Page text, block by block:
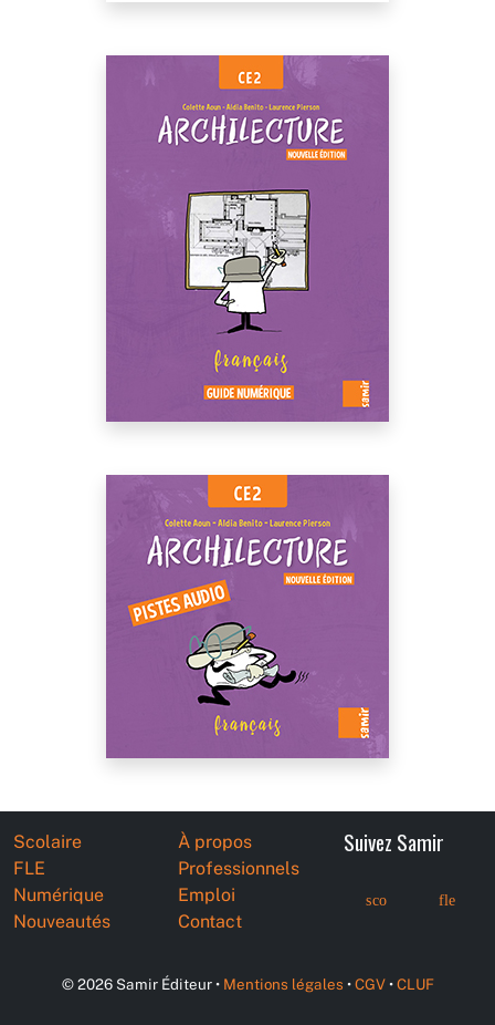
Scolaire
FLE
Numérique
Nouveautés
À propos
Professionnels
Emploi
Contact
Suivez Samir
sco fle
© 2026 Samir Éditeur • Mentions légales •CGV•CLUF